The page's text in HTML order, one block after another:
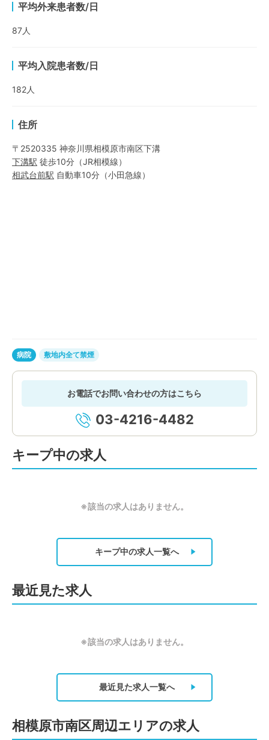
平均外来患者数/日
87人
平均入院患者数/日
182人
住所
〒2520335 神奈川県相模原市南区下溝
下溝駅 徒歩10分 （JR相模線）
相武台前駅 自動車10分 （小田急線）
病院 敷地内全て禁煙
お電話でお問い合わせの方はこちら
03-4216-4482
キープ中の求人
※該当の求人はありません。
キープ中の求人一覧へ
最近見た求人
※該当の求人はありません。
最近見た求人一覧へ
相模原市南区周辺エリアの求人